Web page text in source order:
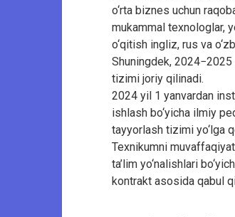
o‘rta biznes uchun
mukammal texnologlar,
o‘qitish ingliz, rus va
Shuningdek, 2024−2025
tizimi joriy qilinadi.
2024 yil 1 yanvardan
ishlash bo‘yicha ilmiy
tayyorlash tizimi yo‘lga
Texnikumni
ta’lim yo‘nalishlari
kontrakt asosida qabul